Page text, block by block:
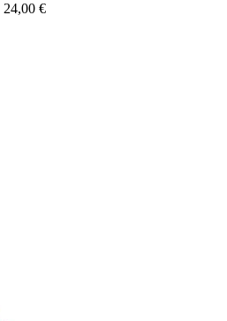
24,00 €